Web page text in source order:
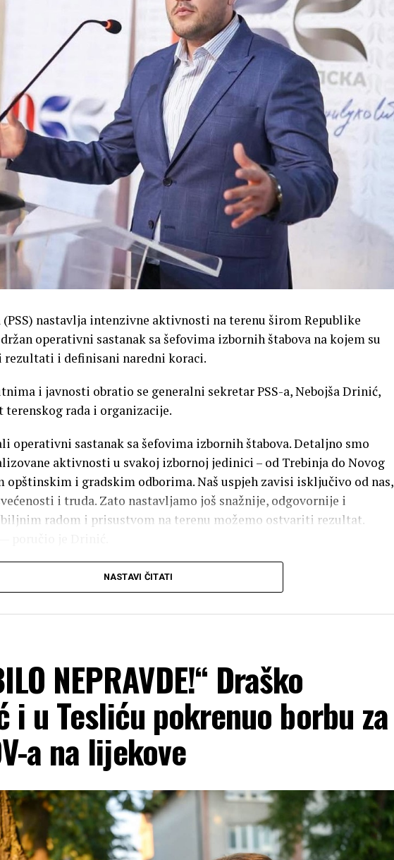
(PSS) nastavlja intenzivne aktivnosti na terenu širom Republike
operativni sastanak sa šefovima izbornih štabova na kojem su
rezultati i definisani naredni koraci.
i javnosti obratio se generalni sekretar PSS-a, Nebojša Drinić,
rada i organizacije.
operativni sastanak sa šefovima izbornih štabova. Detaljno smo
aktivnosti u svakoj izbornoj jedinici – od Trebinja do Novog
opštinskim i gradskim odborima. Naš uspjeh zavisi isključivo od nas,
i truda. Zato nastavljamo još snažnije, odgovornije i
radom i prisustvom na terenu možemo ostvariti rezultat.
NASTAVI ČITATI
NEPRAVDE!“ Draško
i u Tesliću pokrenuo borbu za
a na lijekove